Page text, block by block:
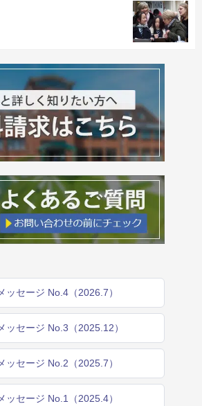
ッセージ No.4（2026.7）
ッセージ No.3（2025.12）
ッセージ No.2（2025.7）
ッセージ No.1（2025.4）